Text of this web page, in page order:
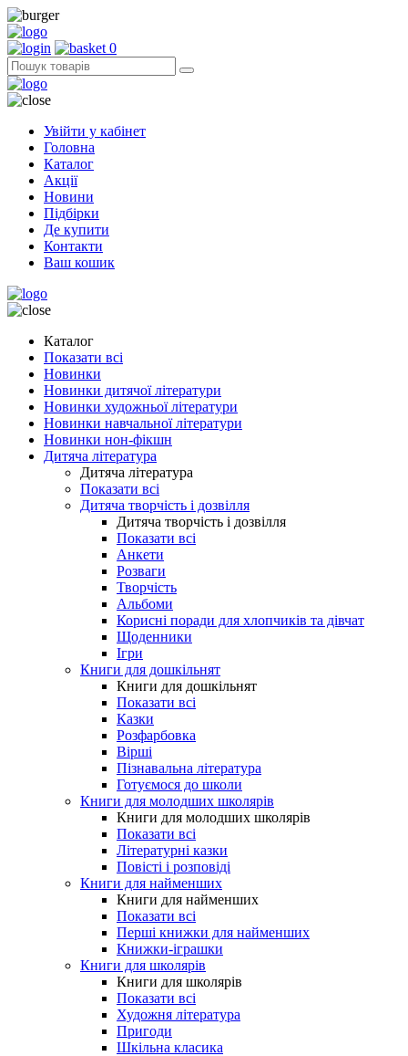
0
Увійти у кабінет
Головна
Каталог
Акції
Новини
Підбірки
Де купити
Контакти
Ваш кошик
Каталог
Показати всі
Новинки
Новинки дитячої літератури
Новинки художньої літератури
Новинки навчальної літератури
Новинки нон-фікшн
Дитяча література
Дитяча література
Показати всі
Дитяча творчість і дозвілля
Дитяча творчість і дозвілля
Показати всі
Анкети
Розваги
Творчість
Альбоми
Корисні поради для хлопчиків та дівчат
Щоденники
Ігри
Книги для дошкільнят
Книги для дошкільнят
Показати всі
Казки
Розфарбовка
Вірші
Пізнавальна література
Готуємося до школи
Книги для молодших школярів
Книги для молодших школярів
Показати всі
Літературні казки
Повісті і розповіді
Книги для найменших
Книги для найменших
Показати всі
Перші книжки для найменших
Книжки-іграшки
Книги для школярів
Книги для школярів
Показати всі
Художня література
Пригоди
Шкільна класика